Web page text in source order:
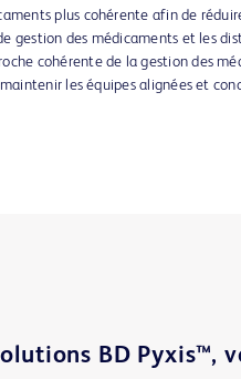
plus cohérente afin de
gestion des médicaments et les
cohérente de la gestion des
les équipes alignées et
BD Pyxis™,